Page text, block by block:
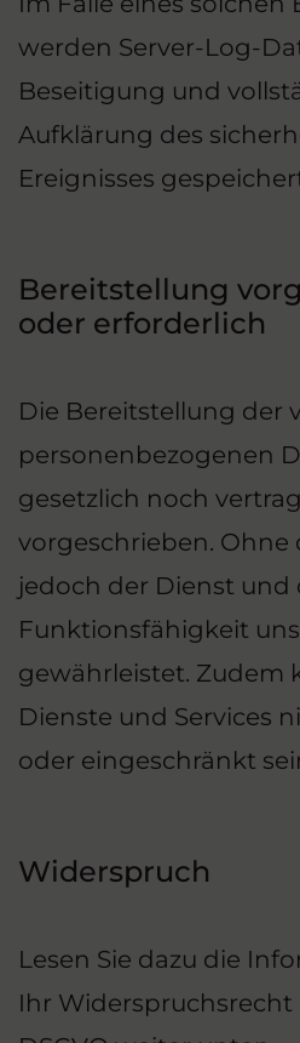
werden Server-Log-
Beseitigung und
Aufklärung des
Ereignisses
Bereitstellung
oder erforderlich
Die Bereitstellung der
personenbezogenen
gesetzlich noch
vorgeschrieben. Ohne
jedoch der Dienst und
Funktionsfähigkeit
gewährleistet. Zudem
Dienste und Services
oder eingeschränkt
Widerspruch
Lesen Sie dazu die
Ihr Widerspruchsrecht